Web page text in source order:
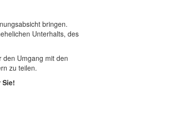
bringen.
Unterhalts, des
den Umgang mit den
zu teilen.